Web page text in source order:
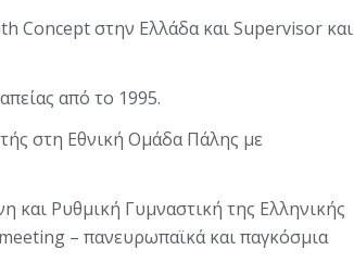
Concept στην Ελλάδα και Supervisor και
από το 1995.
στη Εθνική Ομάδα Πάλης με
και Ρυθμική Γυμναστική της Ελληνικής
– πανευρωπαϊκά και παγκόσμια